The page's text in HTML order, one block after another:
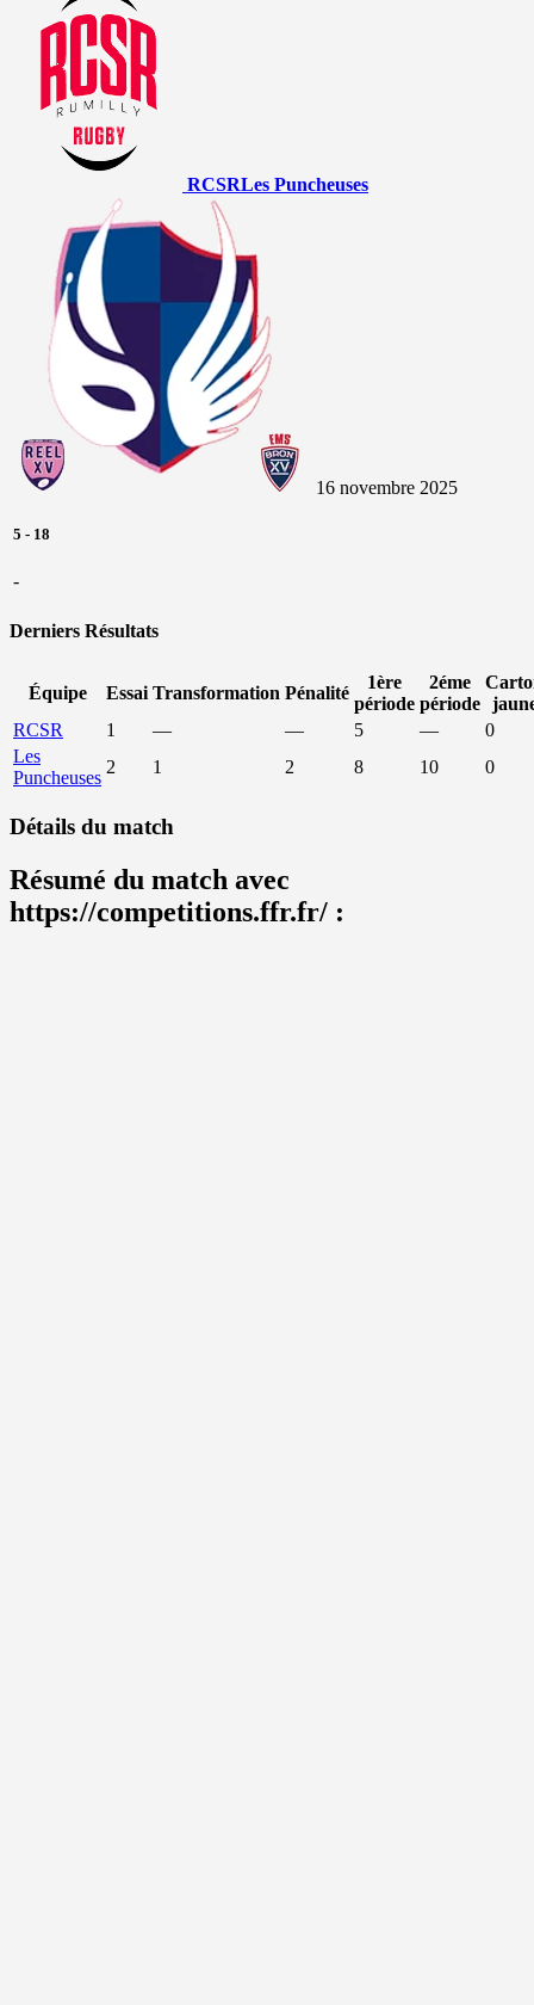
RCSRLes Puncheuses
16 novembre 2025
5 - 18
-
Derniers Résultats
Équipe Essai Transformation Pénalité
1ère
période
2éme
période
RCSR
1 — — 5 —
0
Les
Puncheuses
2 1 2 8 10 0
Détails du match
Résumé du match avec
https://competitions.ffr.fr/ :